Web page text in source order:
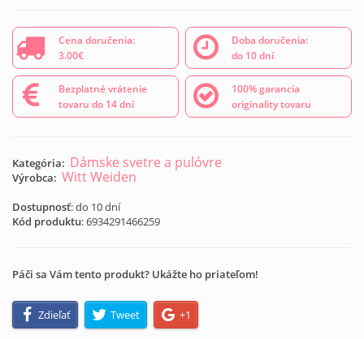
Cena doručenia:
3.00€
Doba doručenia:
do 10 dní
Bezplatné vrátenie
tovaru do 14 dní
100% garancia
originality tovaru
Kategória: Dámske svetre a pulóvre
Výrobca: Witt Weiden
Dostupnosť: do 10 dní
Kód produktu:6934291466259
Páči sa Vám tento produkt? Ukážte ho priateľom!
Zdieľať Tweet +1